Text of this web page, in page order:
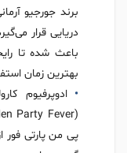
برند جورجیو
دریایی قرار
باعث شده تا
بهترین زمان
پی من پارتی فور